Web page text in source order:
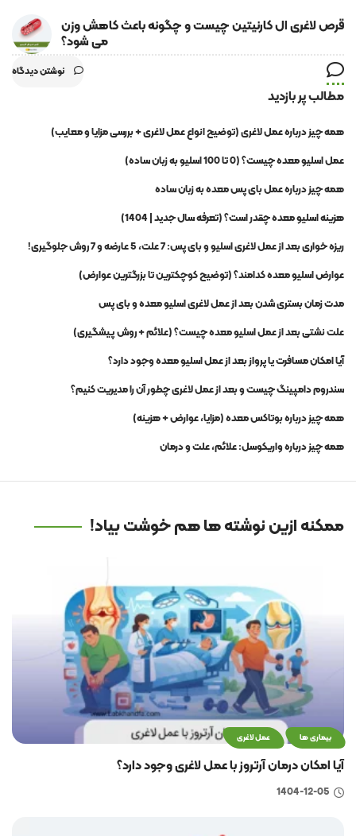
قرص لاغری ال کارنیتین چیست و چگونه باعث کاهش وزن
می شود؟
نوشتن دیدگاه
مطالب پر بازدید
همه چیز درباره عمل لاغری (توضیح انواع عمل لاغری + بررسی مزایا و معایب)
عمل اسلیو معده چیست؟ (0 تا 100 اسلیو به زبان ساده)
همه چیز درباره عمل بای پس معده به زبان ساده
هزینه اسلیو معده چقدر است؟ (تعرفه سال جدید | 1404)
ریزه خواری بعد از عمل لاغری اسلیو و بای پس: 7 علت، 5 عارضه و 7 روش جلوگیری!
عوارض اسلیو معده کدامند؟ (توضیح کوچکترین تا بزرگترین عوارض)
مدت زمان بستری شدن بعد از عمل لاغری اسلیو معده و بای پس
علت نشتی بعد از عمل اسلیو معده چیست؟ (علائم + روش پیشگیری)
آیا امکان مسافرت یا پرواز بعد از عمل اسلیو معده وجود دارد؟
سندروم دامپینگ چیست و بعد از عمل لاغری چطور آن را مدیریت کنیم؟
همه چیز درباره بوتاکس معده (مزایا، عوارض + هزینه)
همه چیز درباره واریکوسل: علائم، علت و درمان
ممکنه ازین نوشته ها هم خوشت بیاد!
بیماری ها عمل لاغری
آیا امکان درمان آرتروز با عمل لاغری وجود دارد؟
1404-12-05